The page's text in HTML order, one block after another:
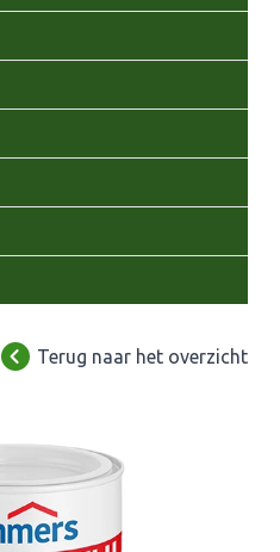
Terug naar het overzicht